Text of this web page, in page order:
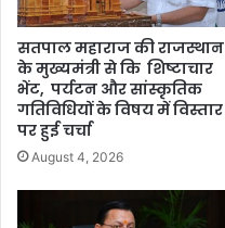
सतपाल महाराज की राजस्थान
के मुख्यमंत्री से कि शिष्टाचार
भेंट, पर्यटन और सांस्कृतिक
गतिविधियों के विषय में विस्तार
पर हुई चर्चा
August 4, 2026